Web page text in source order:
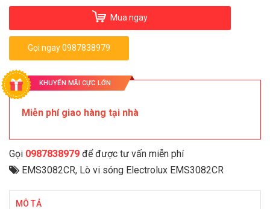
Mua ngay
Gọi ngay 0987838979
KHUYẾN MÃI CỰC LỚN
Miễn phí giao hàng tại nhà
Gọi 0987838979 để được tư vấn miễn phí
EMS3082CR, Lò vi sóng Electrolux EMS3082CR
MÔ TẢ